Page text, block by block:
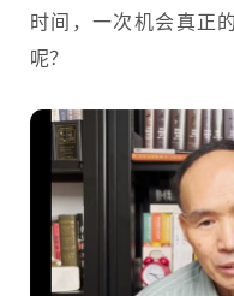
时间，一次机会真正
呢？